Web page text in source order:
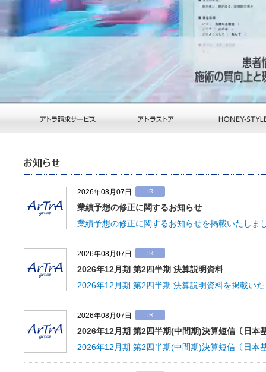
2026年08月07日 IR
業績予想の修正に関するお知らせ
業績予想の修正に関するお知らせを掲載いたしま
2026年08月07日 IR
2026年12月期 第2四半期 決算説明資料
2026年12月期 第2四半期 決算説明資料を掲載い
2026年08月07日 IR
2026年12月期 第2四半期(中間期)決算短信〔日本
2026年12月期 第2四半期(中間期)決算短信〔日本